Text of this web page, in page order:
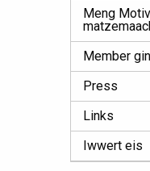
Meng
Member
Press
Links
Iwwert eis